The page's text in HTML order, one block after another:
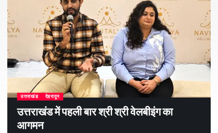
उत्तराखंड देहरादून
उत्तराखंड में पहली बार श्री श्री वेलबीइंग का
आगमन